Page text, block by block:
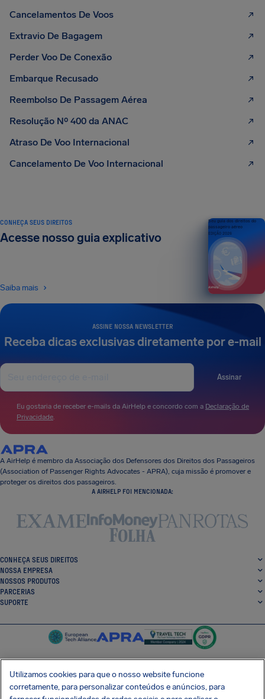
Cancelamentos De Voos
Extravio De Bagagem
Perder Voo De Conexão
Embarque Recusado
Reembolso De Passagem Aérea
Resolução Nº 400 da ANAC
Atraso De Voo Internacional
Cancelamento De Voo Internacional
ASSINE NOSSA NEWSLETTER
Receba dicas exclusivas diretamente por e-mail
Assinar
Eu gostaria de receber e-mails da AirHelp e concordo com a Declaração de
Privacidade.
CONHEÇA SEUS DIREITOS
Acesse nosso guia explicativo
Saiba mais
Seu guia dos direitos do
passageiro aéreo
EDIÇÃO 2026
A AirHelp é membro da Associação dos Defensores dos Direitos dos Passageiros
(Association of Passenger Rights Advocates - APRA), cuja missão é promover e
proteger os direitos dos passageiros.
A AIRHELP FOI MENCIONADA:
CONHEÇA SEUS DIREITOS
NOSSA EMPRESA
NOSSOS PRODUTOS
PARCERIAS
SUPORTE
SocialFacebook
SocialTwitter
SocialInstagram
SocialLinkedin
Utilizamos cookies para que o nosso website funcione
corretamente, para personalizar conteúdos e anúncios, para